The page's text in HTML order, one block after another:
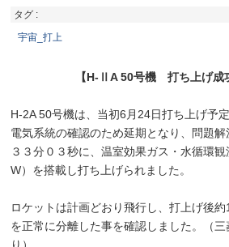
タグ :
宇宙_打上
【H-ⅡA 50号機 打ち上げ成功の
H-2A 50号機は、当初6月24日打ち上げ予
電気系統の確認のため延期となり、問題
３３分０３秒に、温室効果ガス・水循環
W） を搭載し打ち上げられました。
ロケットは計画どおり飛行し、打上げ後
を正常に分離した事を確認しました。（